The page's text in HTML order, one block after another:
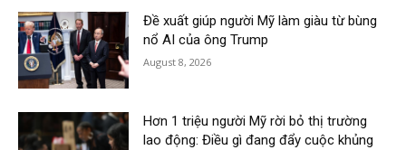
Đề xuất giúp người Mỹ làm giàu từ bùng
nổ AI của ông Trump
August 8, 2026
Hơn 1 triệu người Mỹ rời bỏ thị trường
lao động: Điều gì đang đẩy cuộc khủng